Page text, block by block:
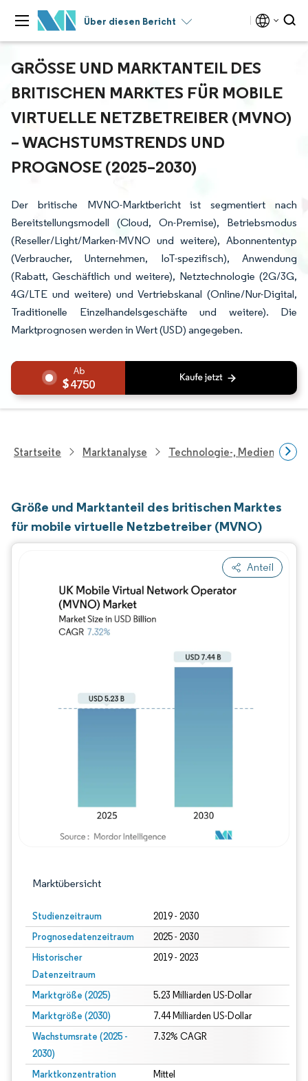
Über diesen Bericht
GRÖSSE UND MARKTANTEIL DES B
RITISCHEN MARKTES FÜR MOBILE V
IRTUELLE NETZBETREIBER (MVNO) –
WACHSTUMSTRENDS UND P
ROGNOSE (2025–2030)
Der britische MVNO-Marktbericht ist segmentiert nach
Bereitstellungsmodell (Cloud, On-Premise), Betriebsmodus
(Reseller/Light/Marken-MVNO und weitere), Abonnententyp
(Verbraucher, Unternehmen, IoT-spezifisch), Anwendung
(Rabatt, Geschäftlich und weitere), Netztechnologie (2G/3G,
4G/LTE und weitere) und Vertriebskanal (Online/Nur-Digital,
Traditionelle Einzelhandelsgeschäfte und weitere). Die
Marktprognosen werden in Wert (USD) angegeben.
4750
Startseite Marktanalyse Technologie-, Medien- Und
Größe und Marktanteil des britischen Marktes
für mobile virtuelle Netzbetreiber (MVNO)
Anteil
Marktübersicht
Studienzeitraum 2019 - 2030
Prognosedatenzeitraum 2025 - 2030
Historischer
Datenzeitraum
2019 - 2023
Marktgröße (2025) 5.23 Milliarden US-Dollar
Marktgröße (2030) 7.44 Milliarden US-Dollar
Wachstumsrate (2025 -
2030)
7.32% CAGR
Marktkonzentration Mittel